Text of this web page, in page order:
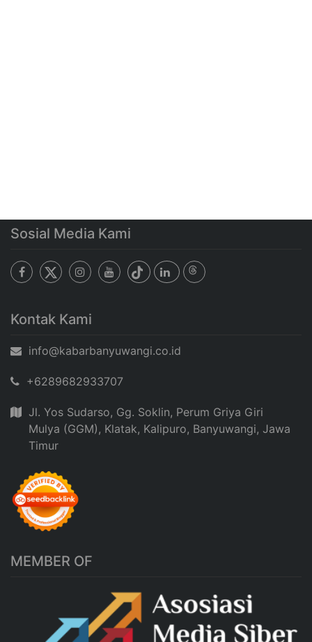
Sosial Media Kami
Kontak Kami
info@kabarbanyuwangi.co.id
+6289682933707
Jl. Yos Sudarso, Gg. Soklin, Perum Griya Giri
Mulya (GGM), Klatak, Kalipuro, Banyuwangi, Jawa
Timur
MEMBER OF